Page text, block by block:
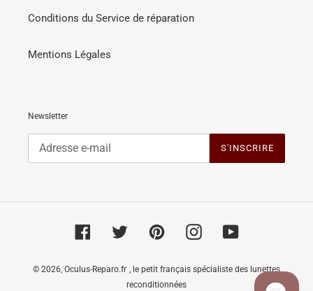
Conditions du Service de réparation
Mentions Légales
Newsletter
S'INSCRIRE
FacebookTwitter PinterestInstagramYouTube
© 2026, Oculus-Reparo.fr
, le petit français spécialiste des lunettes
reconditionnées